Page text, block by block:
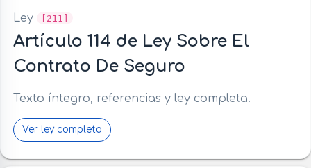
Ley [211]
Artículo 114 de Ley Sobre El
Contrato De Seguro
Texto íntegro, referencias y ley completa.
Ver ley completa